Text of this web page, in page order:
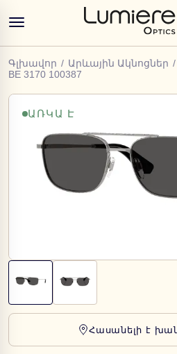
Գլխավոր / Արևային Ակնոցներ /
BE 3170 100387
ԱՌԿԱ Է
Հասանելի է